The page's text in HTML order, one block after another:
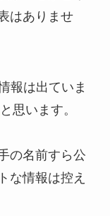
はありませ
報は出ていま
と思います。
の名前すら公
な情報は控え